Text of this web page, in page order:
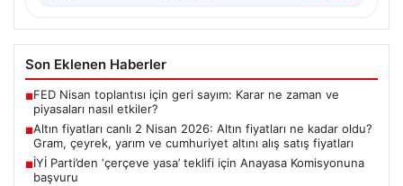
Son Eklenen Haberler
■FED Nisan toplantısı için geri sayım: Karar ne zaman ve
piyasaları nasıl etkiler?
■Altın fiyatları canlı 2 Nisan 2026: Altın fiyatları ne kadar oldu?
Gram, çeyrek, yarım ve cumhuriyet altını alış satış fiyatları
■İYİ Parti’den ‘çerçeve yasa’ teklifi için Anayasa Komisyonuna
başvuru